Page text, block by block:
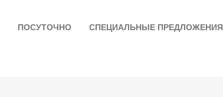
ПОСУТОЧНО СПЕЦИАЛЬНЫЕ ПРЕДЛОЖЕНИЯ